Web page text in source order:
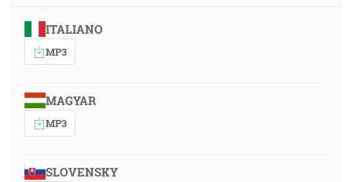
ITALIANO
MP3
MAGYAR
MP3
SLOVENSKY